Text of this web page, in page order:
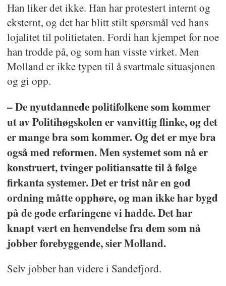
dette telefonnummeret, var
beskjeden til en forelder som hadde
en 18-åring som nok var på tur inn i
det mer røffe.
person som gjør mer enn det man kan
forvente. Mollands forebyggende
perspektiv er ikke begrenset til
kontortiden 8-16. Han legger vekt på
å være tilgjengelig når ungdommene
trenger hjelp.
– Det er dette som er nærpolitiet for
meg, sier ungdomskoordinatoren i
Sandefjord.
Han liker det ikke. Han har protestert internt og
eksternt, og det har blitt stilt spørsmål ved hans
lojalitet til politietaten. Fordi han kjempet for noe
han trodde på, og som han visste virket. Men
Molland er ikke typen til å svartmale situasjonen
og gi opp.
– De nyutdannede politifolkene som kommer
ut av Politihøgskolen er vanvittig flinke, og det
er mange bra som kommer. Og det er mye bra
også med reformen. Men systemet som nå er
konstruert, tvinger politiansatte til å følge
firkanta systemer. Det er trist når en god
ordning måtte opphøre, og man ikke har bygd
på de gode erfaringene vi hadde. Det har
knapt vært en henvendelse fra dem som nå
jobber forebyggende, sier Molland.
Selv jobber han videre i Sandefjord.